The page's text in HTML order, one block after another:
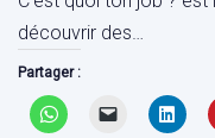
découvrir des…
Partager :